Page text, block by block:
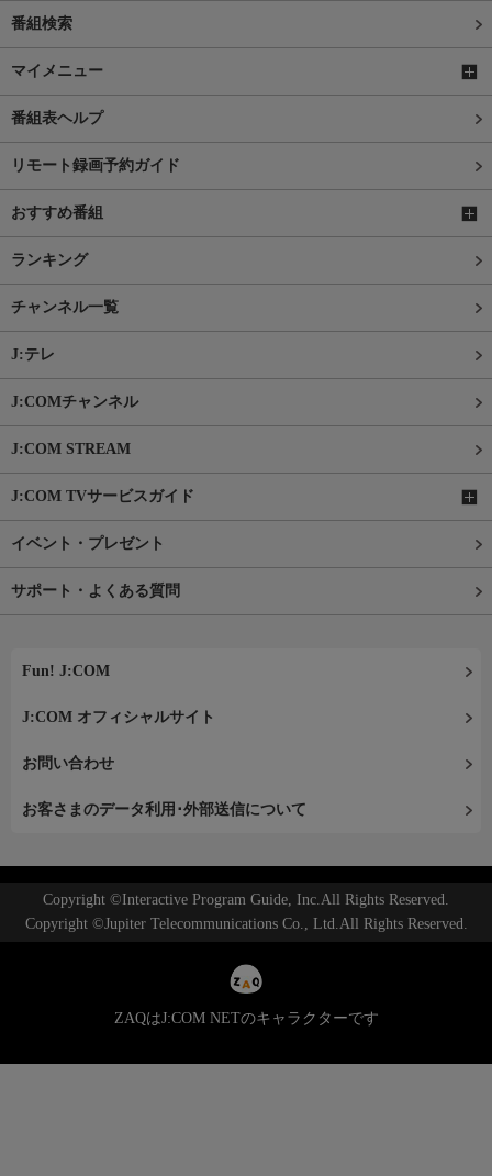
番組検索
マイメニュー
番組表ヘルプ
リモート録画予約ガイド
おすすめ番組
ランキング
チャンネル一覧
J:テレ
J:COMチャンネル
J:COM STREAM
J:COM TVサービスガイド
イベント・プレゼント
サポート・よくある質問
Fun! J:COM
J:COM オフィシャルサイト
お問い合わせ
お客さまのデータ利用･外部送信について
Copyright ©Interactive Program Guide, Inc.All Rights Reserved.
Copyright ©Jupiter Telecommunications Co., Ltd.All Rights Reserved.
ZAQはJ:COM NETのキャラクターです